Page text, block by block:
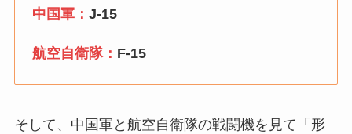
中国軍：J-15
航空自衛隊： F-15
そして、中国軍と航空自衛隊の戦闘機を見て「形